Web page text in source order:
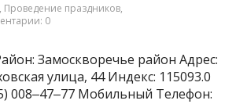
, Проведение праздников,
0
Замоскворечье район Адрес:
улица, 44 Индекс: 115093.0
008‒47‒77 Мобильный Телефон: